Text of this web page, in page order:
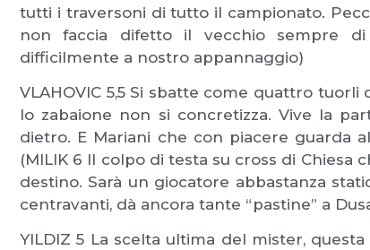
tutti i traversoni di tutto il campionato.
non faccia difetto il vecchio sempre di
difficilmente a nostro appannaggio)
VLAHOVIC 5,5 Si sbatte come quattro
lo zabaione non si concretizza. Vive la
dietro. E Mariani che con piacere guarda
(MILIK 6 Il colpo di testa su cross di
destino. Sarà un giocatore abbastanza
centravanti, dà ancora tante “pastine” a
YILDIZ 5 La scelta ultima del mister,